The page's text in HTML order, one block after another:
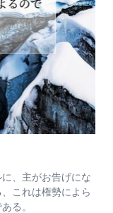
、主がお告げにな
これは権勢によら
る。